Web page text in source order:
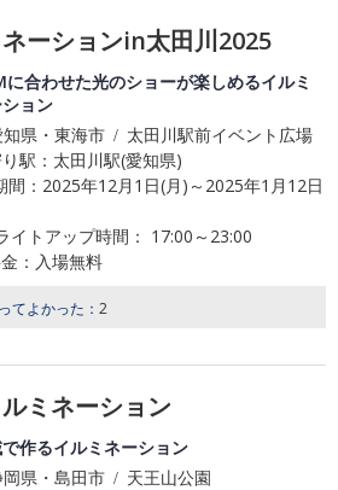
ーションin太田川2025
に合わせた光のショーが楽しめるイルミ
ョン
知県・東海市 / 太田川駅前イベント広場
駅：太田川駅(愛知県)
間： 2025年12月1日(月)～2025年1月12日
イトアップ時間： 17:00～23:00
： 入場無料
てよかった： 2
ミネーション
作るイルミネーション
岡県・島田市 / 天王山公園